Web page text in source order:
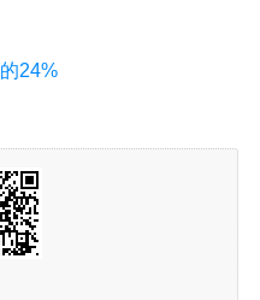
置，然后开启插件且设置需
24%